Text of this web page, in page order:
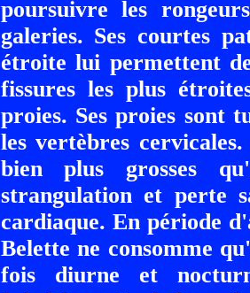
poursuivre les
galeries. Ses courtes
étroite lui permettent
fissures les plus
proies. Ses proies sont
les vertèbres
bien plus grosses
strangulation et perte
cardiaque. En période
Belette ne consomme
fois diurne et